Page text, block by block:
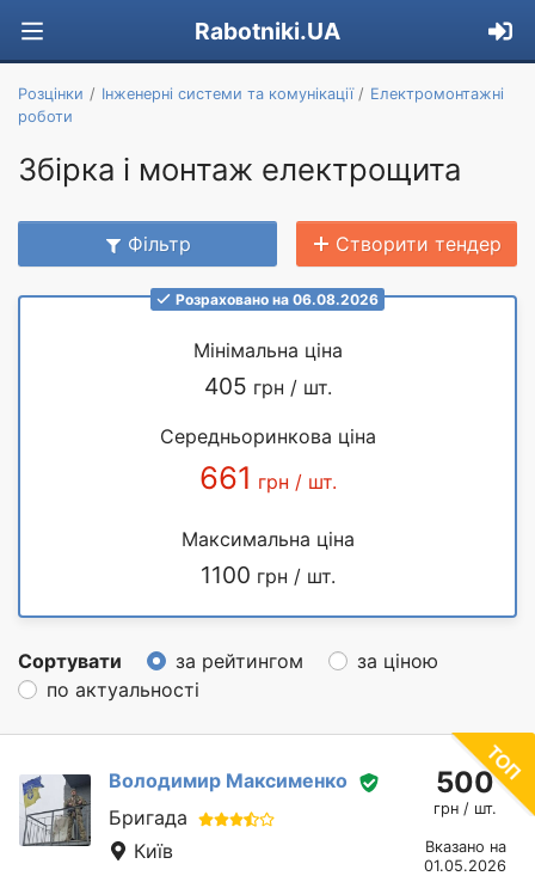
Rabotniki.UA
Розцінки Інженерні системи та комунікації
Електромонтажні
роботи
Збірка і монтаж електрощита
Фільтр Створити тендер
Розраховано на 06.08.2026
Мінімальна ціна
405 грн / шт.
Середньоринкова ціна
661 грн / шт.
Максимальна ціна
1100 грн / шт.
Сортувати за рейтингом
за ціною
по актуальності
Володимир Максименко
Бригада
Київ
500
грн / шт.
Вказано на
01.05.2026